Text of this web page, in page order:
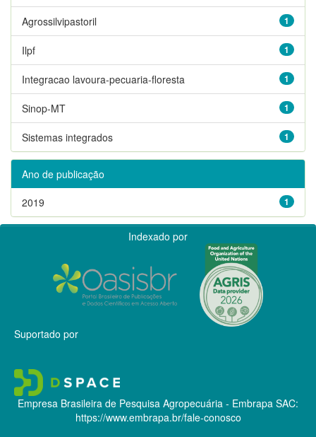
1
Agrossilvipastoril
1
Ilpf
1
Integracao lavoura-pecuaria-floresta
1
Sinop-MT
1
Sistemas integrados
Ano de publicação
1
2019
Indexado por
Suportado por
Empresa Brasileira de Pesquisa Agropecuária - Embrapa SAC:
https://www.embrapa.br/fale-conosco